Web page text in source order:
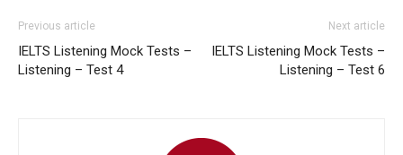
Previous article
IELTS Listening Mock Tests –
Listening – Test 4
Next article
IELTS Listening Mock Tests –
Listening – Test 6